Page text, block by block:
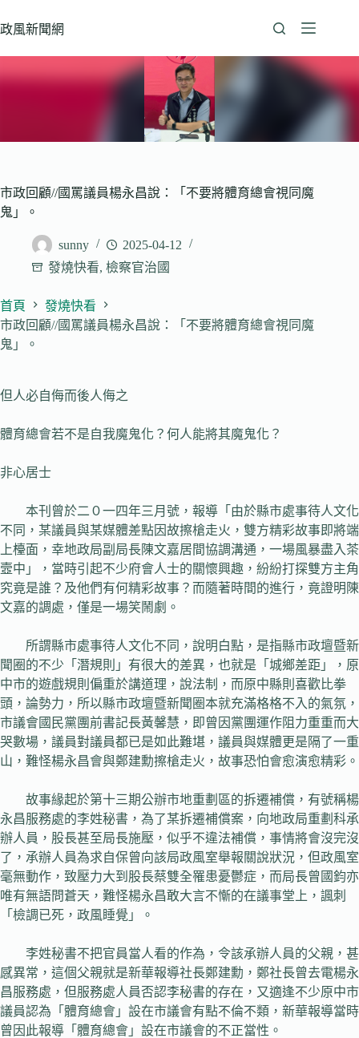
至
政風新聞網
市政回顧//國罵議員楊永昌說：「不要將體育總會視同魔
鬼」。
sunny
2025-04-12
發燒快看, 檢察官治國
首頁
發燒快看
市政回顧//國罵議員楊永昌說：「不要將體育總會視同魔
鬼」。
但人必自侮而後人侮之
體育總會若不是自我魔鬼化？何人能將其魔鬼化？
非心居士
本刊曾於二０一四年三月號，報導「由於縣市處事待人文化
不同，某議員與某媒體差點因故擦槍走火，雙方精彩故事即將端
上檯面，幸地政局副局長陳文嘉居間協調溝通，一場風暴盡入茶
壼中」，當時引起不少府會人士的關懷興趣，紛紛打探雙方主角
究竟是誰？及他們有何精彩故事？而隨著時間的進行，竟證明陳
文嘉的調處，僅是一場笑鬧劇。
所謂縣市處事待人文化不同，說明白點，是指縣市政壇暨新
聞圈的不少「潛規則」有很大的差異，也就是「城鄉差距」，原
中市的遊戲規則偏重於講道理，說法制，而原中縣則喜歡比拳
頭，論勢力，所以縣市政壇暨新聞圈本就充滿格格不入的氣氛，
市議會國民黨團前書記長黃馨慧，即曾因黨團運作阻力重重而大
哭數場，議員對議員都已是如此難堪，議員與媒體更是隔了一重
山，難怪楊永昌會與鄭建勳擦槍走火，故事恐怕會愈演愈精彩。
故事緣起於第十三期公辦市地重劃區的拆遷補償，有號稱楊
永昌服務處的李姓秘書，為了某拆遷補償案，向地政局重劃科承
辦人員，股長甚至局長施壓，似乎不違法補償，事情將會沒完沒
了，承辦人員為求自保曾向該局政風室舉報關說狀況，但政風室
毫無動作，致壓力大到股長蔡雙全罹患憂鬱症，而局長曾國鈞亦
唯有無語問蒼天，難怪楊永昌敢大言不慚的在議事堂上，諷刺
「檢調已死，政風睡覺」。
李姓秘書不把官員當人看的作為，令該承辦人員的父親，甚
感異常，這個父親就是新華報導社長鄭建勳，鄭社長曾去電楊永
昌服務處，但服務處人員否認李秘書的存在，又適逢不少原中市
議員認為「體育總會」設在市議會有點不倫不類，新華報導當時
曾因此報導「體育總會」設在市議會的不正當性。